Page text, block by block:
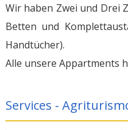
Wir haben Zwei und Drei
Betten und
Handtücher).
Alle unsere Appartments
Services -